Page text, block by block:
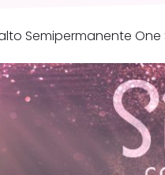
Semipermanente One